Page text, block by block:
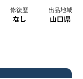
修復歴
なし
出品地域
山口県